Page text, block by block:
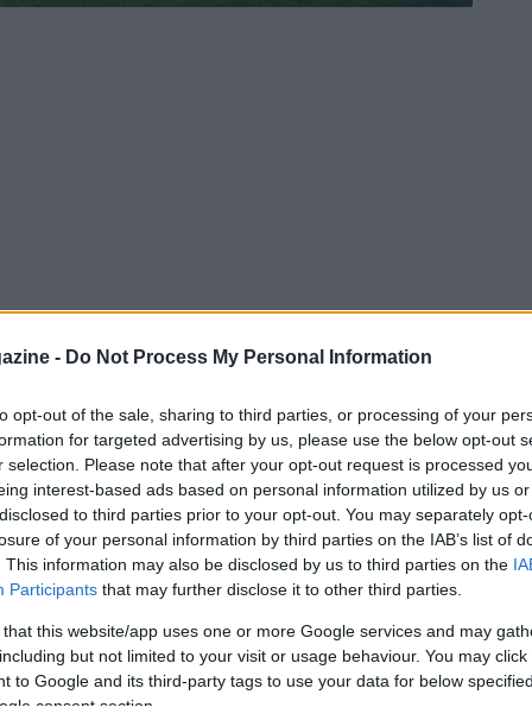
- Do Not Process My Personal Information
opt-out of the sale, sharing to third parties, or processing of your
for targeted advertising by us, please use the below opt-out
selection. Please note that after your opt-out request is processed
interest-based ads based on personal information utilized by us
to third parties prior to your opt-out. You may separately
of your personal information by third parties on the IAB’s list of
This information may also be disclosed by us to third parties on the
Participants that may further disclose it to other third parties.
that this website/app uses one or more Google services and may
but not limited to your visit or usage behaviour. You may
to Google and its third-party tags to use your data for below
consent section.
terzo allenatore della stagione, dopo che è
Igor Tudor lasciasse il club dopo
sulla panchina è stato la sconfitta
Forest, una squadra concorrente per la
cinque partite di Premier League è stato
Il tecnico croato ha anche guidato la